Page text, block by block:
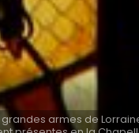
grandes armes de